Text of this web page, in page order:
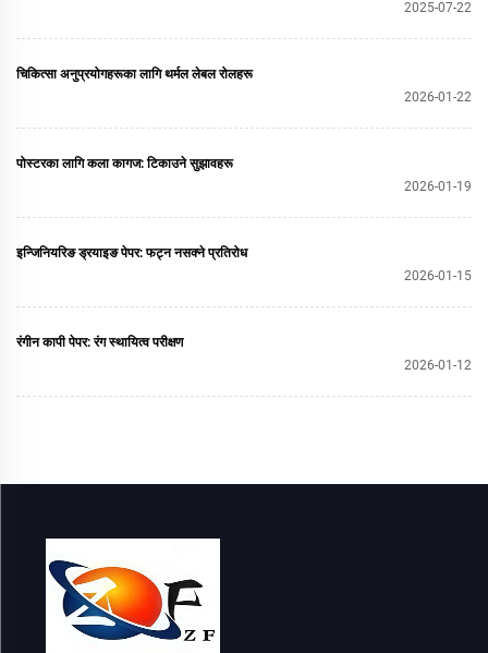
2025-07-22
चिकित्सा अनुप्रयोगहरूका लागि थर्मल लेबल रोलहरू
2026-01-22
पोस्टरका लागि कला कागज: टिकाउने सुझावहरू
2026-01-19
इन्जिनियरिङ ड्रयाइङ पेपर: फट्न नसक्ने प्रतिरोध
2026-01-15
रंगीन कापी पेपर: रंग स्थायित्व परीक्षण
2026-01-12